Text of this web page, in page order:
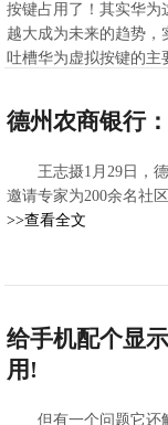
按键占用了！其实华为
越大成为未来的趋势，
吐槽华为虚拟按键的主
>>查看全文
德州农商银行
王志摄1月29日，
邀请专家为200余名社
>>查看全文
给手机配个显
用!
但有一个问题它还